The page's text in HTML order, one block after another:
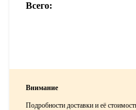
Всего:
Внимание
Подробности доставки и её